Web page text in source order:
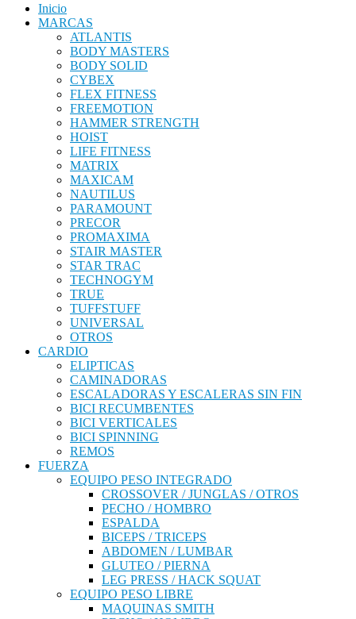
Inicio
MARCAS
ATLANTIS
BODY MASTERS
BODY SOLID
CYBEX
FLEX FITNESS
FREEMOTION
HAMMER STRENGTH
HOIST
LIFE FITNESS
MATRIX
MAXICAM
NAUTILUS
PARAMOUNT
PRECOR
PROMAXIMA
STAIR MASTER
STAR TRAC
TECHNOGYM
TRUE
TUFFSTUFF
UNIVERSAL
OTROS
CARDIO
ELIPTICAS
CAMINADORAS
ESCALADORAS Y ESCALERAS SIN FIN
BICI RECUMBENTES
BICI VERTICALES
BICI SPINNING
REMOS
FUERZA
EQUIPO PESO INTEGRADO
CROSSOVER / JUNGLAS / OTROS
PECHO / HOMBRO
ESPALDA
BICEPS / TRICEPS
ABDOMEN / LUMBAR
GLUTEO / PIERNA
LEG PRESS / HACK SQUAT
EQUIPO PESO LIBRE
MAQUINAS SMITH